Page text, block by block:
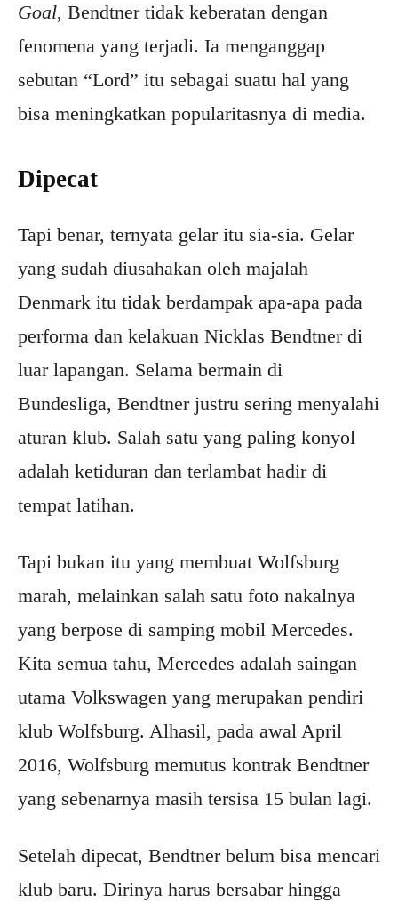
Goal, Bendtner tidak keberatan dengan
fenomena yang terjadi. Ia menganggap
sebutan “Lord” itu sebagai suatu hal yang
bisa meningkatkan popularitasnya di media.
Dipecat
Tapi benar, ternyata gelar itu sia-sia. Gelar
yang sudah diusahakan oleh majalah
Denmark itu tidak berdampak apa-apa pada
performa dan kelakuan Nicklas Bendtner di
luar lapangan. Selama bermain di
Bundesliga, Bendtner justru sering menyalahi
aturan klub. Salah satu yang paling konyol
adalah ketiduran dan terlambat hadir di
tempat latihan.
Tapi bukan itu yang membuat Wolfsburg
marah, melainkan salah satu foto nakalnya
yang berpose di samping mobil Mercedes.
Kita semua tahu, Mercedes adalah saingan
utama Volkswagen yang merupakan pendiri
klub Wolfsburg. Alhasil, pada awal April
2016, Wolfsburg memutus kontrak Bendtner
yang sebenarnya masih tersisa 15 bulan lagi.
Setelah dipecat, Bendtner belum bisa mencari
klub baru. Dirinya harus bersabar hingga